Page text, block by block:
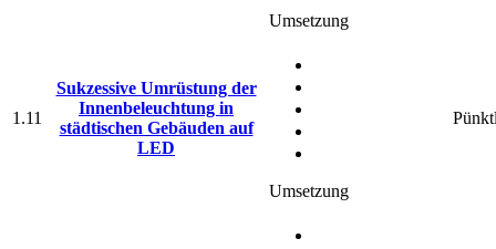
Umsetzung
1.11
Sukzessive Umrüstung der
Innenbeleuchtung in
städtischen Gebäuden auf
LED
Umsetzung